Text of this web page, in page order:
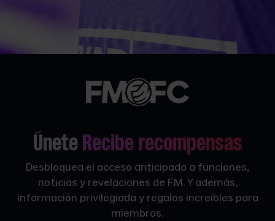
Únete Recibe recompensas
Desbloquea el acceso anticipado a funciones,
noticias y revelaciones de FM. Y además,
información privilegiada y regalos increíbles para
miembros.